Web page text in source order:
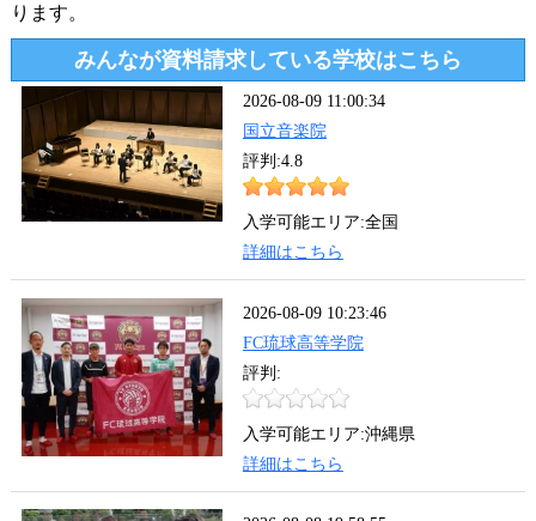
ります。
みんなが資料請求している学校はこちら